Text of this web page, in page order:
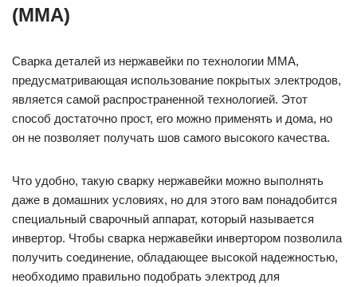
(ММА)
Сварка деталей из нержавейки по технологии ММА,
предусматривающая использование покрытых электродов,
является самой распространенной технологией. Этот
способ достаточно прост, его можно применять и дома, но
он не позволяет получать шов самого высокого качества.
Что удобно, такую сварку нержавейки можно выполнять
даже в домашних условиях, но для этого вам понадобится
специальный сварочный аппарат, который называется
инвертор. Чтобы сварка нержавейки инвертором позволила
получить соединение, обладающее высокой надежностью,
необходимо правильно подобрать электрод для